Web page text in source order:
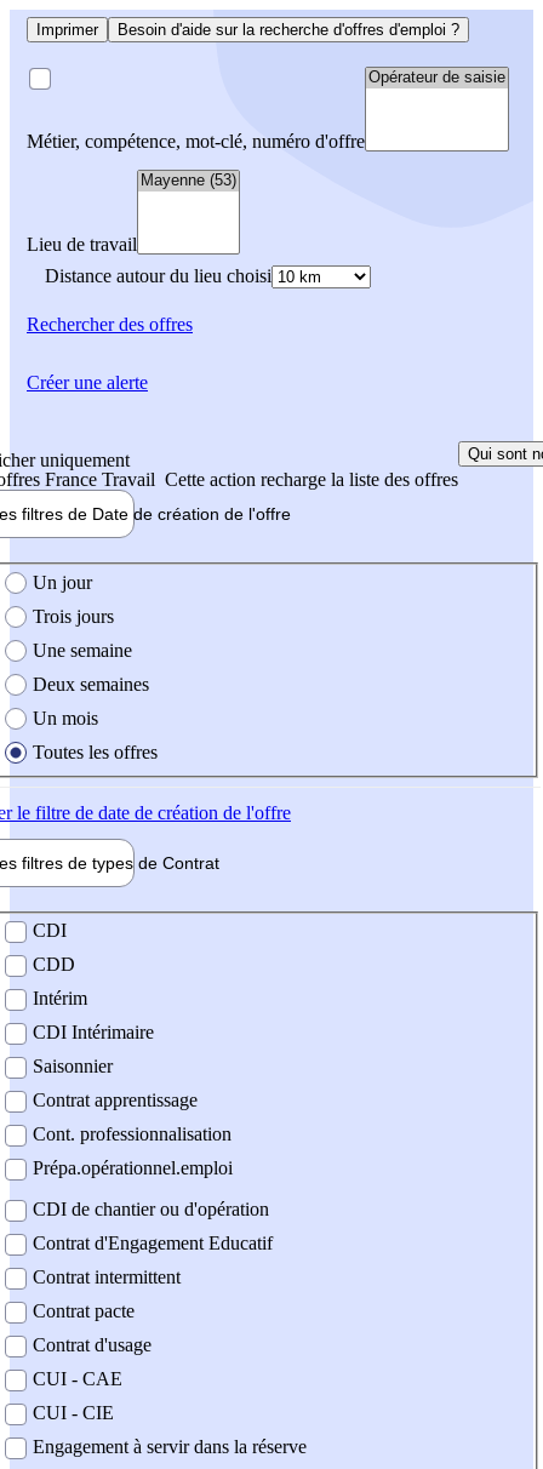
Imprimer Besoin d'aide sur la recherche d'offres d'emploi ?
Métier, compétence, mot-clé, numéro d'offre
Lieu de travail
Distance autour du lieu choisi
Rechercherdes offres
uniquement
France Travail Cette action recharge la liste des offres
Qui sont
filtres de Date de création de l'offre
création de l'offre
Un jour
Trois jours
Une semaine
Deux semaines
Un mois
Toutes les offres
le filtre de date de création de l'offre
filtres de types de Contrat
contrat
CDI
CDD
Intérim
CDI Intérimaire
Saisonnier
Contrat apprentissage
Cont. professionnalisation
Prépa.opérationnel.emploi
CDI de chantier ou d'opération
Contrat d'Engagement Educatif
Contrat intermittent
Contrat pacte
Contrat d'usage
CUI - CAE
CUI - CIE
Engagement à servir dans la réserve
Créer une alerte